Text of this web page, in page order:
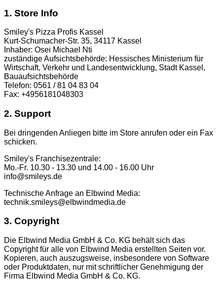
1. Store Info
Smiley's Pizza Profis Kassel
Kurt-Schumacher-Str. 35, 34117 Kassel
Inhaber: Osei Michael Nti
zuständige Aufsichtsbehörde: Hessisches Ministerium für
Wirtschaft, Verkehr und Landesentwicklung, Stadt Kassel,
Bauaufsichtsbehörde
Telefon: 0561 / 81 04 83 04
Fax: +4956181048303
2. Support
Bei dringenden Anliegen bitte im Store anrufen oder ein Fax
schicken.
Smiley's Franchisezentrale:
Mo.-Fr. 10.30 - 13.30 und 14.00 - 16.00 Uhr
info@smileys.de
Technische Anfrage an Elbwind Media:
technik.smileys@elbwindmedia.de
3. Copyright
Die Elbwind Media GmbH & Co. KG behält sich das
Copyright für alle von Elbwind Media erstellten Seiten vor.
Kopieren, auch auszugsweise, insbesondere von Software
oder Produktdaten, nur mit schriftlicher Genehmigung der
Firma Elbwind Media GmbH & Co. KG.